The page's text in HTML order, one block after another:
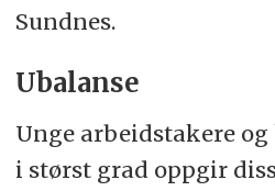
Sundnes.
Ubalanse
Unge arbeidstakere
i størst grad oppgir